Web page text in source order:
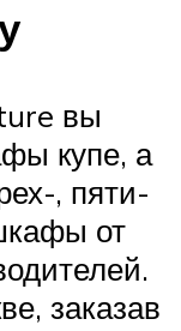
вы
купе, а
, пяти-
от
заказав